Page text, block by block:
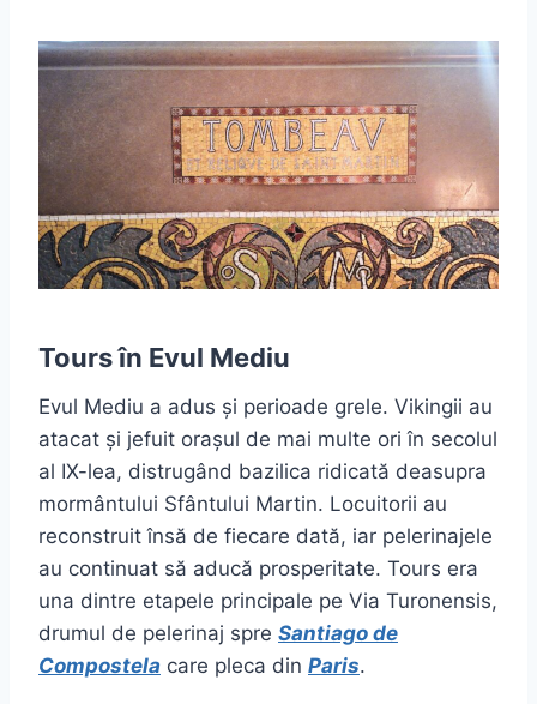
Tours în Evul Mediu
Evul Mediu a adus și perioade grele. Vikingii au
atacat și jefuit orașul de mai multe ori în secolul
al IX-lea, distrugând bazilica ridicată deasupra
mormântului Sfântului Martin. Locuitorii au
reconstruit însă de fiecare dată, iar pelerinajele
au continuat să aducă prosperitate. Tours era
una dintre etapele principale pe Via Turonensis,
drumul de pelerinaj spre Santiago de
Compostela care pleca din Paris.